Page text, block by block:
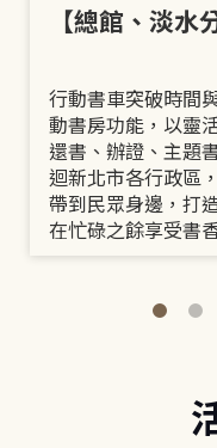
【總館、淡水
行動書車突破時間
動書房功能，以靈
還書、辦證、主題
迴新北市各行政區
帶到民眾身邊，打
在忙碌之餘享受書